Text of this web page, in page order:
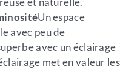
Un espace
avec peu de
avec un éclairage
met en valeur les